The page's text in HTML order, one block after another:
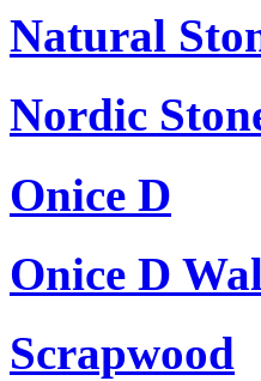
Natural
Nordic
Onice D
Onice D
Scrapwood